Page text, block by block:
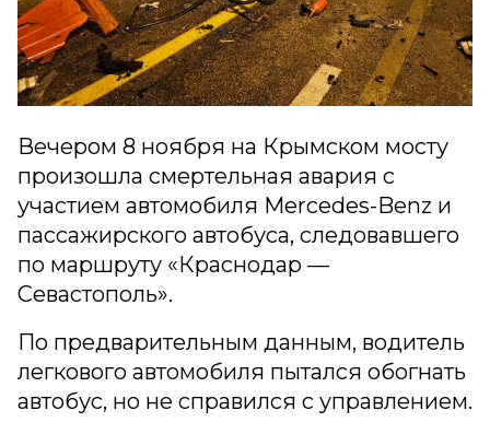
Вечером 8 ноября на Крымском мосту
произошла смертельная авария с
участием автомобиля Mercedes-Benz и
пассажирского автобуса, следовавшего
по маршруту «Краснодар —
Севастополь».
По предварительным данным, водитель
легкового автомобиля пытался обогнать
автобус, но не справился с управлением.